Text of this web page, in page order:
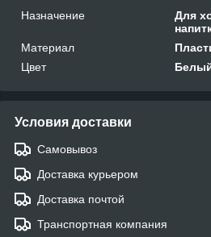
Назначение
Для
Материал
Цвет
Условия доставки
Самовывоз
Доставка курьером
Доставка почтой
Транспортная компания